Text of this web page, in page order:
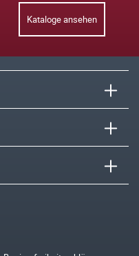
Kataloge ansehen